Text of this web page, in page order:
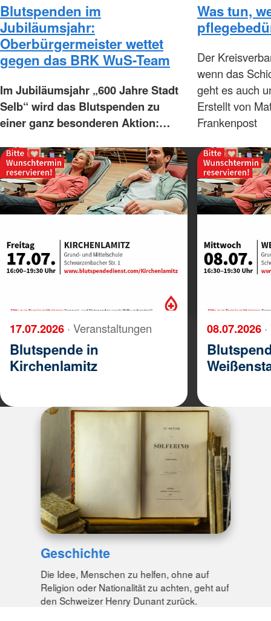
Blutspenden im
Jubiläumsjahr:
Oberbürgermeister wettet
gegen das BRK WuS-Team
Im Jubiläumsjahr „600 Jahre Stadt
Selb“ wird das Blutspenden zu
einer ganz besonderen Aktion:…
Was tun,
Der
wenn das
geht es auch
Erstellt von
Frankenpost
17.07.2026 · Veranstaltungen
Blutspende in
Kirchenlamitz
08.07.2026
Geschichte
Die Idee, Menschen zu helfen, ohne auf
Religion oder Nationalität zu achten, geht auf
den Schweizer Henry Dunant zurück.